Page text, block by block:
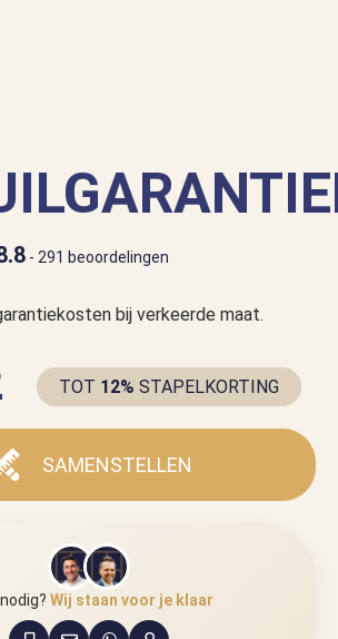
- 291 beoordelingen
bij verkeerde maat.
TOT 12% STAPELKORTING
SAMENSTELLEN
Wij staan voor je klaar